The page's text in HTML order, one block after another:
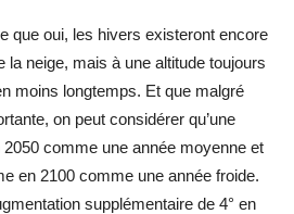
que oui, les hivers existeront encore
la neige, mais à une altitude toujours
moins longtemps. Et que malgré
on peut considérer qu’une
comme une année moyenne et
en 2100 comme une année froide.
supplémentaire de 4° en